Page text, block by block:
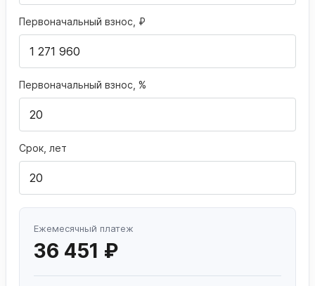
Первоначальный взнос, ₽
Первоначальный взнос, %
Срок, лет
Ежемесячный платеж
36 451 ₽